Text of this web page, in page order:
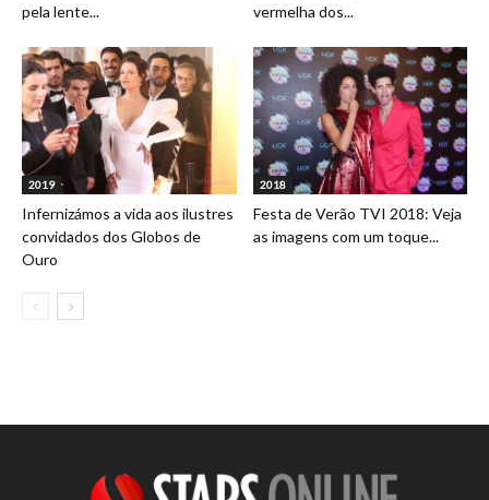
pela lente...
vermelha dos...
2019
Infernizámos a vida aos ilustres
convidados dos Globos de
Ouro
2018
Festa de Verão TVI 2018: Veja
as imagens com um toque...